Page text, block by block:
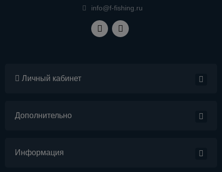
info@f-fishing.ru
Личный кабинет
Дополнительно
Информация